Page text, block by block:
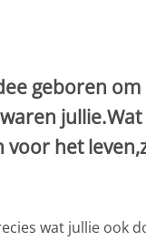
geboren
het
wat jullie ook